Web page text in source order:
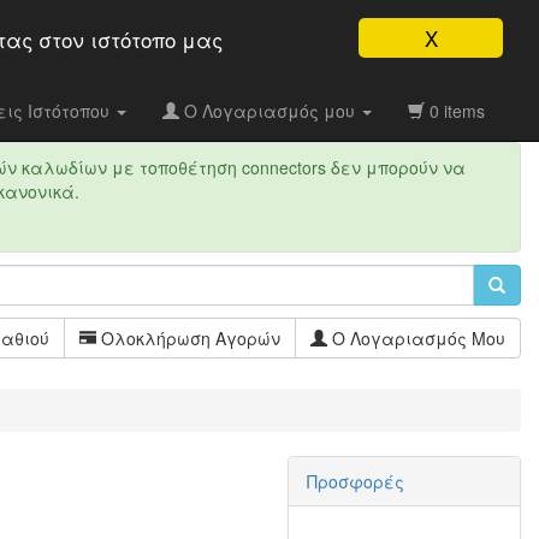
X
στον ιστότοπo μας
Ιστότοπου Ο Λογαριασμός μου 0 items
καλωδίων με τοποθέτηση connectors δεν μπορούν να
Ολοκλήρωση Αγορών Ο Λογαριασμός Μου
Προσφορές